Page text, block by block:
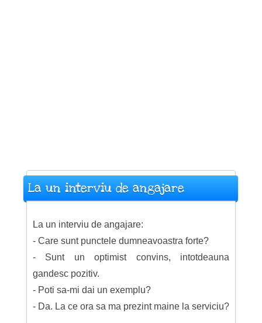
La un interviu de angajare
La un interviu de angajare:
- Care sunt punctele dumneavoastra forte?
- Sunt un optimist convins, intotdeauna
gandesc pozitiv.
- Poti sa-mi dai un exemplu?
- Da. La ce ora sa ma prezint maine la serviciu?